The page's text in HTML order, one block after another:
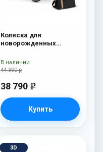
Коляска для
новорожденных
сумка Onyx
44 390 р
38 790 e
Купить
В наличии
3D